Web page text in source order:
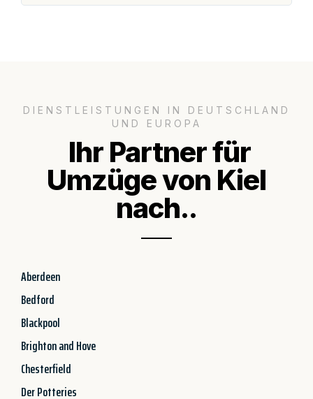
DIENSTLEISTUNGEN IN DEUTSCHLAND
UND EUROPA
Ihr Partner für
Umzüge von Kiel
nach..
Aberdeen
Bedford
Blackpool
Brighton and Hove
Chesterfield
Der Potteries